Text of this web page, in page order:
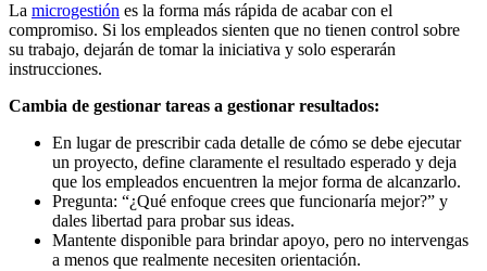
La microgestión es la forma más rápida de acabar con el
compromiso. Si los empleados sienten que no tienen control sobre
su trabajo, dejarán de tomar la iniciativa y solo esperarán
instrucciones.
Cambia de gestionar tareas a gestionar resultados:
En lugar de prescribir cada detalle de cómo se debe ejecutar
un proyecto, define claramente el resultado esperado y deja
que los empleados encuentren la mejor forma de alcanzarlo.
Pregunta: “¿Qué enfoque crees que funcionaría mejor?” y
dales libertad para probar sus ideas.
Mantente disponible para brindar apoyo, pero no intervengas
a menos que realmente necesiten orientación.